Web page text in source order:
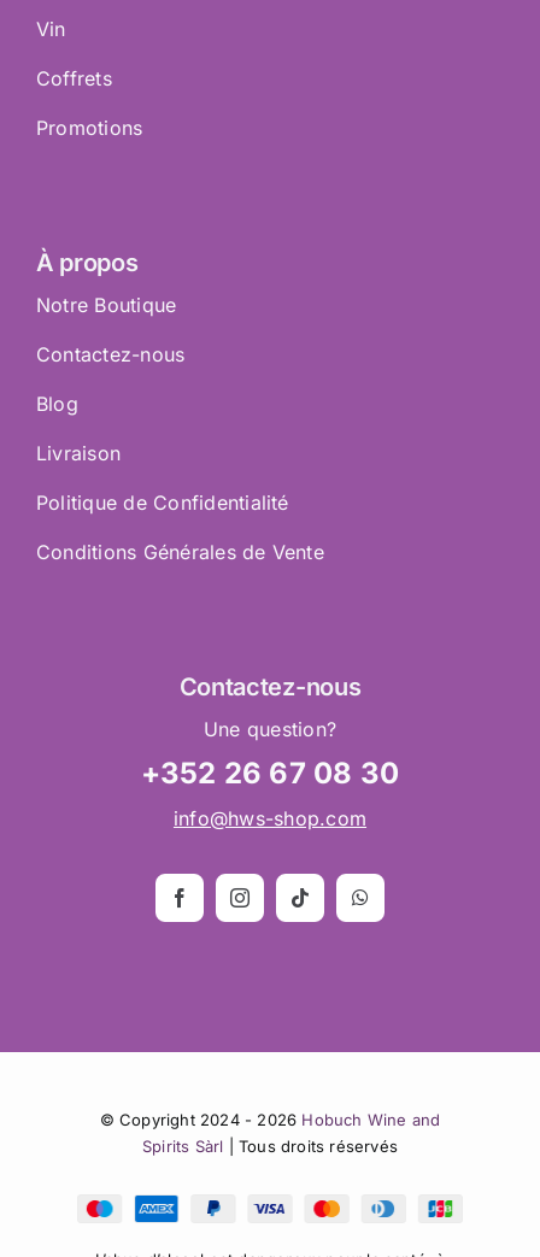
Vin
Coffrets
Promotions
À propos
Notre Boutique
Contactez-nous
Blog
Livraison
Politique de Confidentialité
Conditions Générales de Vente
Contactez-nous
Une question?
+352 26 67 08 30
info@hws-shop.com
© Copyright 2024 - 2026 Hobuch Wine and
Spirits Sàrl | Tous droits réservés